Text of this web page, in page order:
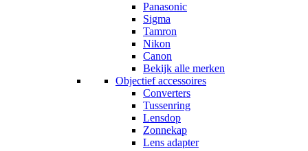
Panasonic
Sigma
Tamron
Nikon
Canon
Bekijk alle merken
Objectief accessoires
Converters
Tussenring
Lensdop
Zonnekap
Lens adapter